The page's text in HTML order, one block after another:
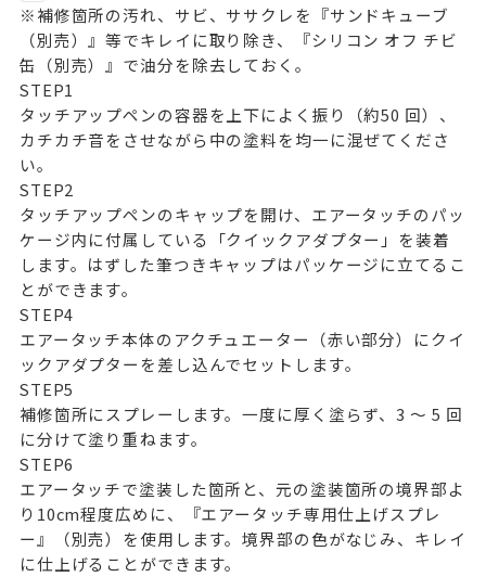
※補修箇所の汚れ、サビ、ササクレを『サンドキューブ
（別売）』等でキレイに取り除き、『シリコン オフ チビ
缶（別売）』で油分を除去しておく。
STEP1
タッチアップペンの容器を上下によく振り（約50 回）、
カチカチ音をさせながら中の塗料を均一に混ぜてくださ
い。
STEP2
タッチアップペンのキャップを開け、エアータッチのパッ
ケージ内に付属している「クイックアダプター」を装着
します。はずした筆つきキャップはパッケージに立てるこ
とができます。
STEP4
エアータッチ本体のアクチュエーター（赤い部分）にクイ
ックアダプターを差し込んでセットします。
STEP5
補修箇所にスプレーします。一度に厚く塗らず、3 ～ 5 回
に分けて塗り重ねます。
STEP6
エアータッチで塗装した箇所と、元の塗装箇所の境界部よ
り10cm程度広めに、『エアータッチ専用仕上げスプレ
ー』（別売）を使用します。境界部の色がなじみ、キレイ
に仕上げることができます。